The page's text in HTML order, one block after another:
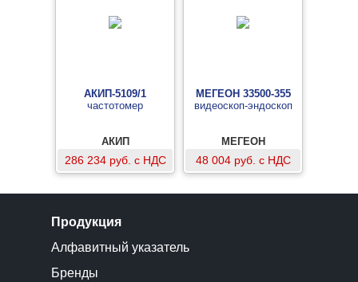
АКИП-5109/1
частотомер
АКИП
286 234 руб. с НДС
МЕГЕОН 33500-355
видеоскоп-эндоскоп
МЕГЕОН
48 004 руб. с НДС
Продукция
Алфавитный указатель
Бренды